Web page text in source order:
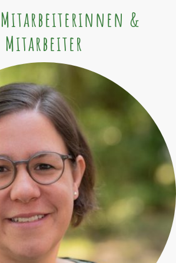
&
Mitarbeiter